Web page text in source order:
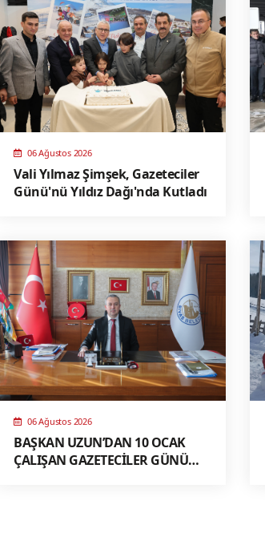
06 Ağustos 2026
Vali Yılmaz Şimşek, Gazeteciler
Günü'nü Yıldız Dağı'nda Kutladı
06 Ağustos 2026
BAŞKAN UZUN’DAN 10 OCAK
ÇALIŞAN GAZETECİLER GÜNÜ